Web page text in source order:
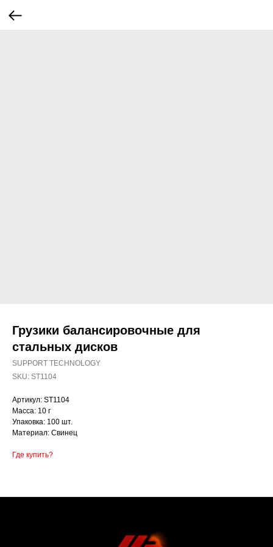
Грузики балансировочные для
стальных дисков
SUPPORT TECHNOLOGY
SKU: ST1104
Артикул: ST1104
Масса: 10 г
Упаковка: 100 шт.
Материал: Свинец
Где купить?